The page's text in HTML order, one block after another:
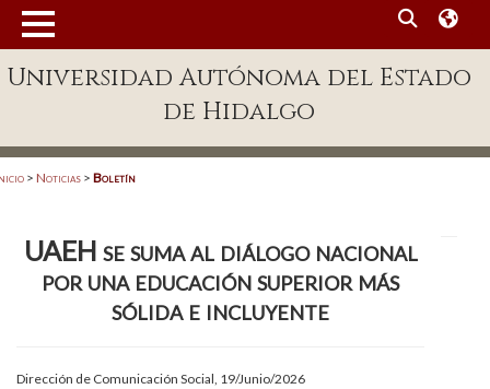
Enlaces
Patronato
Acreditación Internacional
Universidad Autónoma del Estado
de Hidalgo
> Noticias > Boletín
UAEH se suma al diálogo nacional
por una educación superior más
sólida e incluyente
Dirección de Comunicación Social, 19/Junio/2026